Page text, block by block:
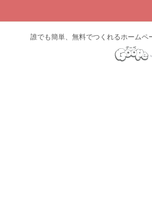
誰でも簡単、無料でつくれるホームペ